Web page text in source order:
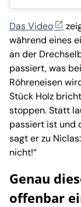
Das Video
während eines
an der
passiert, was
Röhreneisen
Stück Holz
stoppen. Statt
passiert ist und
sagt er zu
nicht!“
Genau
offenbar